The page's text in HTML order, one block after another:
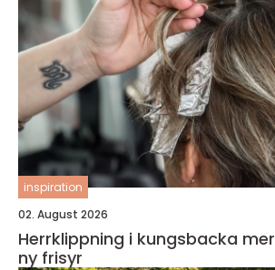
inspiration
02. August 2026
Herrklippning i kungsbacka mer än bara en
ny frisyr